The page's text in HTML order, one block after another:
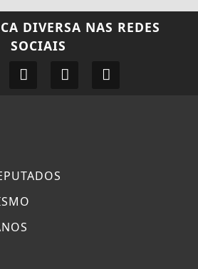
DIVERSA NAS REDES
SOCIAIS